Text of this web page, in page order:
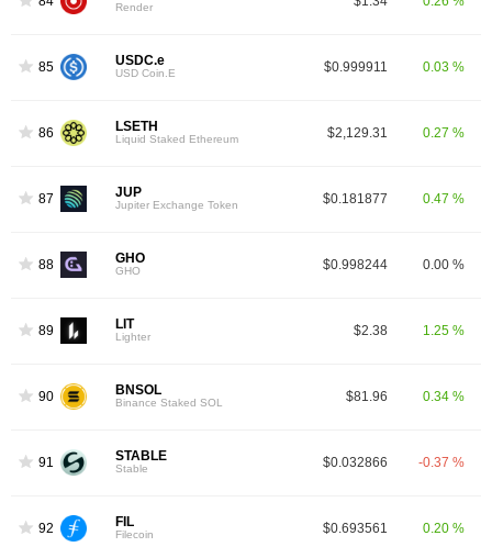
Render
85 USDC.e
USD Coin.E $0.999911 0.03 %
86 LSETH
Liquid Staked Ethereum $2,129.31 0.27 %
87 JUP
Jupiter Exchange Token $0.181877 0.47 %
88 GHO
GHO $0.998244 0.00 %
89 LIT
Lighter $2.38 1.25 %
90 BNSOL
Binance Staked SOL $81.96 0.34 %
91 STABLE
Stable $0.032866 -0.37 %
92 FIL
Filecoin $0.693561 0.20 %